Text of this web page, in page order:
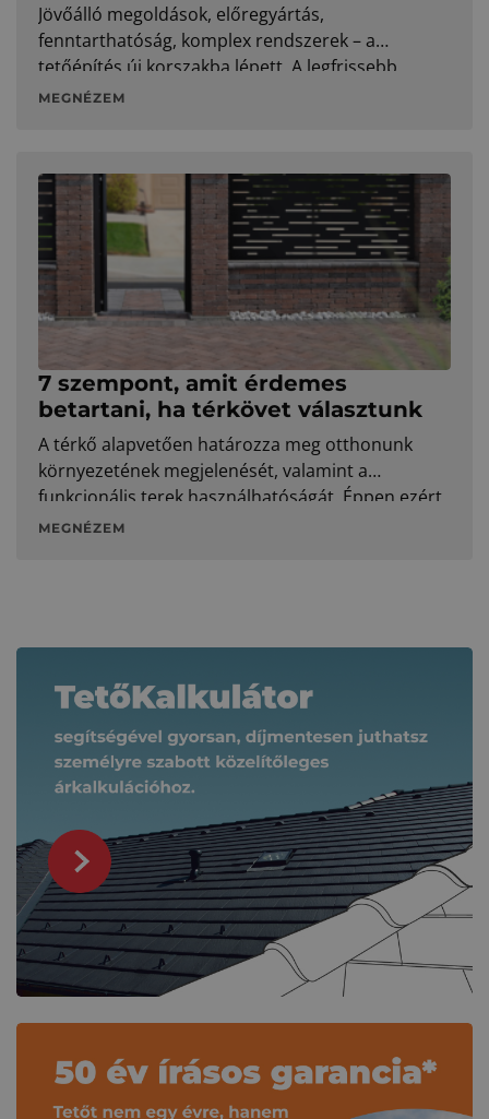
Jövőálló megoldások, előregyártás,
fenntarthatóság, komplex rendszerek – a
tetőépítés új korszakba lépett. A legfrissebb
trendek megmutatják, milyen irányba érdemes
MEGNÉZEM
7 szempont, amit érdemes
betartani, ha térkövet választunk
A térkő alapvetően határozza meg otthonunk
környezetének megjelenését, valamint a
funkcionális terek használhatóságát. Éppen ezért
érdemes több szempontot is mérlegelni, mielőtt
MEGNÉZEM